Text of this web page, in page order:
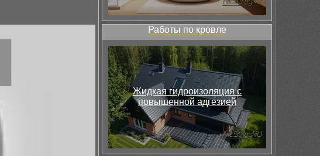
Работы по кровле
Жидкая гидроизоляция с
повышенной адгезией